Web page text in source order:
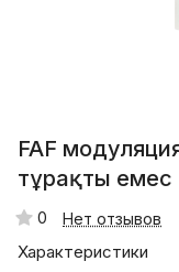
FAF
тұрақты емес
0 Нет отзывов
Характеристики